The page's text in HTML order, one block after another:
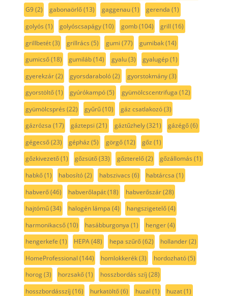
G9(2) gabonaörlő(13) gaggenau(1) gerenda (1)
golyós (1) golyóscsapágy(10) gomb(104) grill (16)
grillbetét(3) grillrács (5) gumi (77) gumibak(14)
gumicső(18) gumiláb(14) gyalu(3) gyalugép(1)
gyerekzár(2) gyorsdaraboló(2) gyorstokmány(3)
gyorstöltő(1) gyúrókampó(5) gyümölcscentrifuga (12)
gyümölcsprés (22) gyűrű(10) gáz csatlakozó(3)
gázrózsa (17) gáztepsi (21) gáztűzhely(321) gázégő(6)
gégecső(23) gépház (5) görgő(12) gőz (1)
gőzkivezető(1) gőzsütő(33) gőzterelő(2) gőzállomás (1)
habkő(1) habosító(2) habszivacs (6) habtárcsa (1)
habverő(46) habverőlapát(18) habverőszár(28)
hajtómű(34) halogén lámpa (4) hangszigetelő(4)
harmonikacső(10) hasábburgonya (1) henger(4)
hengerkefe (1) HEPA(48) hepa szűrő(62) hollander(2)
HomeProfessional (144) homlokkerék(3) hordozható(5)
horog(3) horzsakő(1) hosszbordás szíj (28)
hosszbordásszíj (16) hurkatöltő(6) huzal (1) huzat(1)